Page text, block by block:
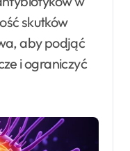
skutków
aby podjąć
i ograniczyć